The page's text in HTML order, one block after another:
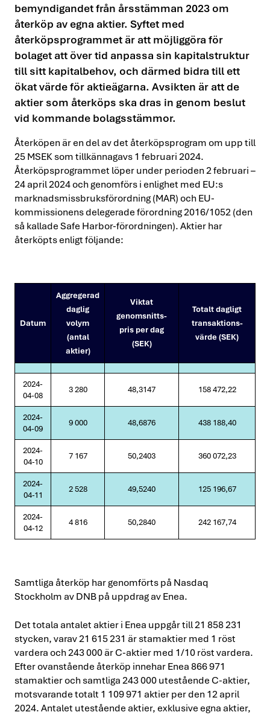
bemyndigandet från årsstämman 2023 om
återköp av egna aktier. Syftet med
återköpsprogrammet är att möjliggöra för
bolaget att över tid anpassa sin kapitalstruktur
till sitt kapitalbehov, och därmed bidra till ett
ökat värde för aktieägarna. Avsikten är att de
aktier som återköps ska dras in genom beslut
vid kommande bolagsstämmor.
Återköpen är en del av det återköpsprogram om upp till
25 MSEK som tillkännagavs 1 februari 2024.
Återköpsprogrammet löper under perioden 2 februari –
24 april 2024 och genomförs i enlighet med EU:s
marknadsmissbruksförordning (MAR) och EU-
kommissionens delegerade förordning 2016/1052 (den
så kallade Safe Harbor-förordningen). Aktier har
återköpts enligt följande:
Datum
Aggregerad
daglig
volym
(antal
aktier)
Viktat
genomsnitts-
pris per dag
(SEK)
Totalt dagligt
transaktions-
värde (SEK)
2024-
04-08
3 280 48,3147 158 472,22
2024-
04-09
9 000 48,6876 438 188,40
2024-
04-10
7 167 50,2403 360 072,23
2024-
04-11
2 528 49,5240 125 196,67
2024-
04-12
4 816 50,2840 242 167,74
Samtliga återköp har genomförts på Nasdaq
Stockholm av DNB på uppdrag av Enea.
Det totala antalet aktier i Enea uppgår till 21 858 231
stycken, varav 21 615 231 är stamaktier med 1 röst
vardera och 243 000 är C-aktier med 1/10 röst vardera.
Efter ovanstående återköp innehar Enea 866 971
stamaktier och samtliga 243 000 utestående C-aktier,
motsvarande totalt 1 109 971 aktier per den 12 april
2024. Antalet utestående aktier, exklusive egna aktier,